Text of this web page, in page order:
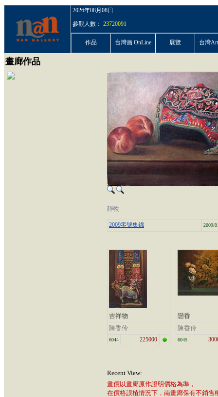
2026年08月08日
參觀人數： 23720091
作品 台灣画 OnLine 展覽 台灣
畫廊作品
靜物
2009零號集錦 2009/
吉祥物
陳香伶
6044 225000
戀香
陳香伶
6045
Recent View:
畫價以畫廊原作證明價格為準，
在價格誤植情況下，南畫廊保有不銷售